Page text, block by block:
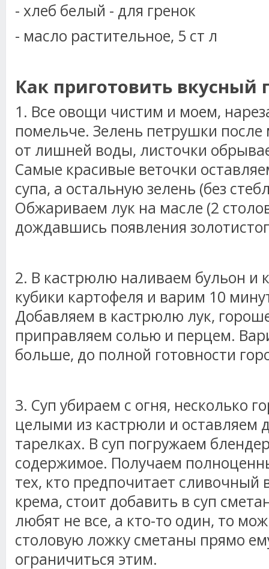
- хлеб белый - для гренок
- масло растительное, 5 ст л
Как приготовить вкусный
1. Все овощи чистим и моем,
помельче. Зелень петрушки
от лишней воды, листочки
Самые красивые веточки
супа, а остальную зелень (без
Обжариваем лук на масле (2
дождавшись появления
2. В кастрюлю наливаем бульон и
кубики картофеля и варим 10
Добавляем в кастрюлю лук,
приправляем солью и перцем.
больше, до полной готовности
3. Суп убираем с огня, несколько
целыми из кастрюли и оставляем
тарелках. В суп погружаем
содержимое. Получаем
тех, кто предпочитает сливочный
крема, стоит добавить в суп
любят не все, а кто-то один, то
столовую ложку сметаны прямо
ограничиться этим.